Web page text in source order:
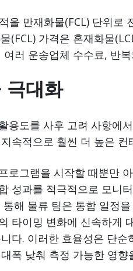
을 만재화물(FCL) 단위로
(FCL) 가격은 혼재화물
러 운송업체 수수료, 반
극대화
용도를 사후 고려 사항에
속적으로 훨씬 더 높은
로그램을 시작할 때뿐만
성과를 적극적으로 모니
해 물류 팀은 통합 일정
타이밍 변화에 신속하게
다. 이러한 효율성은 단
폭 낮춰 측정 가능한 영